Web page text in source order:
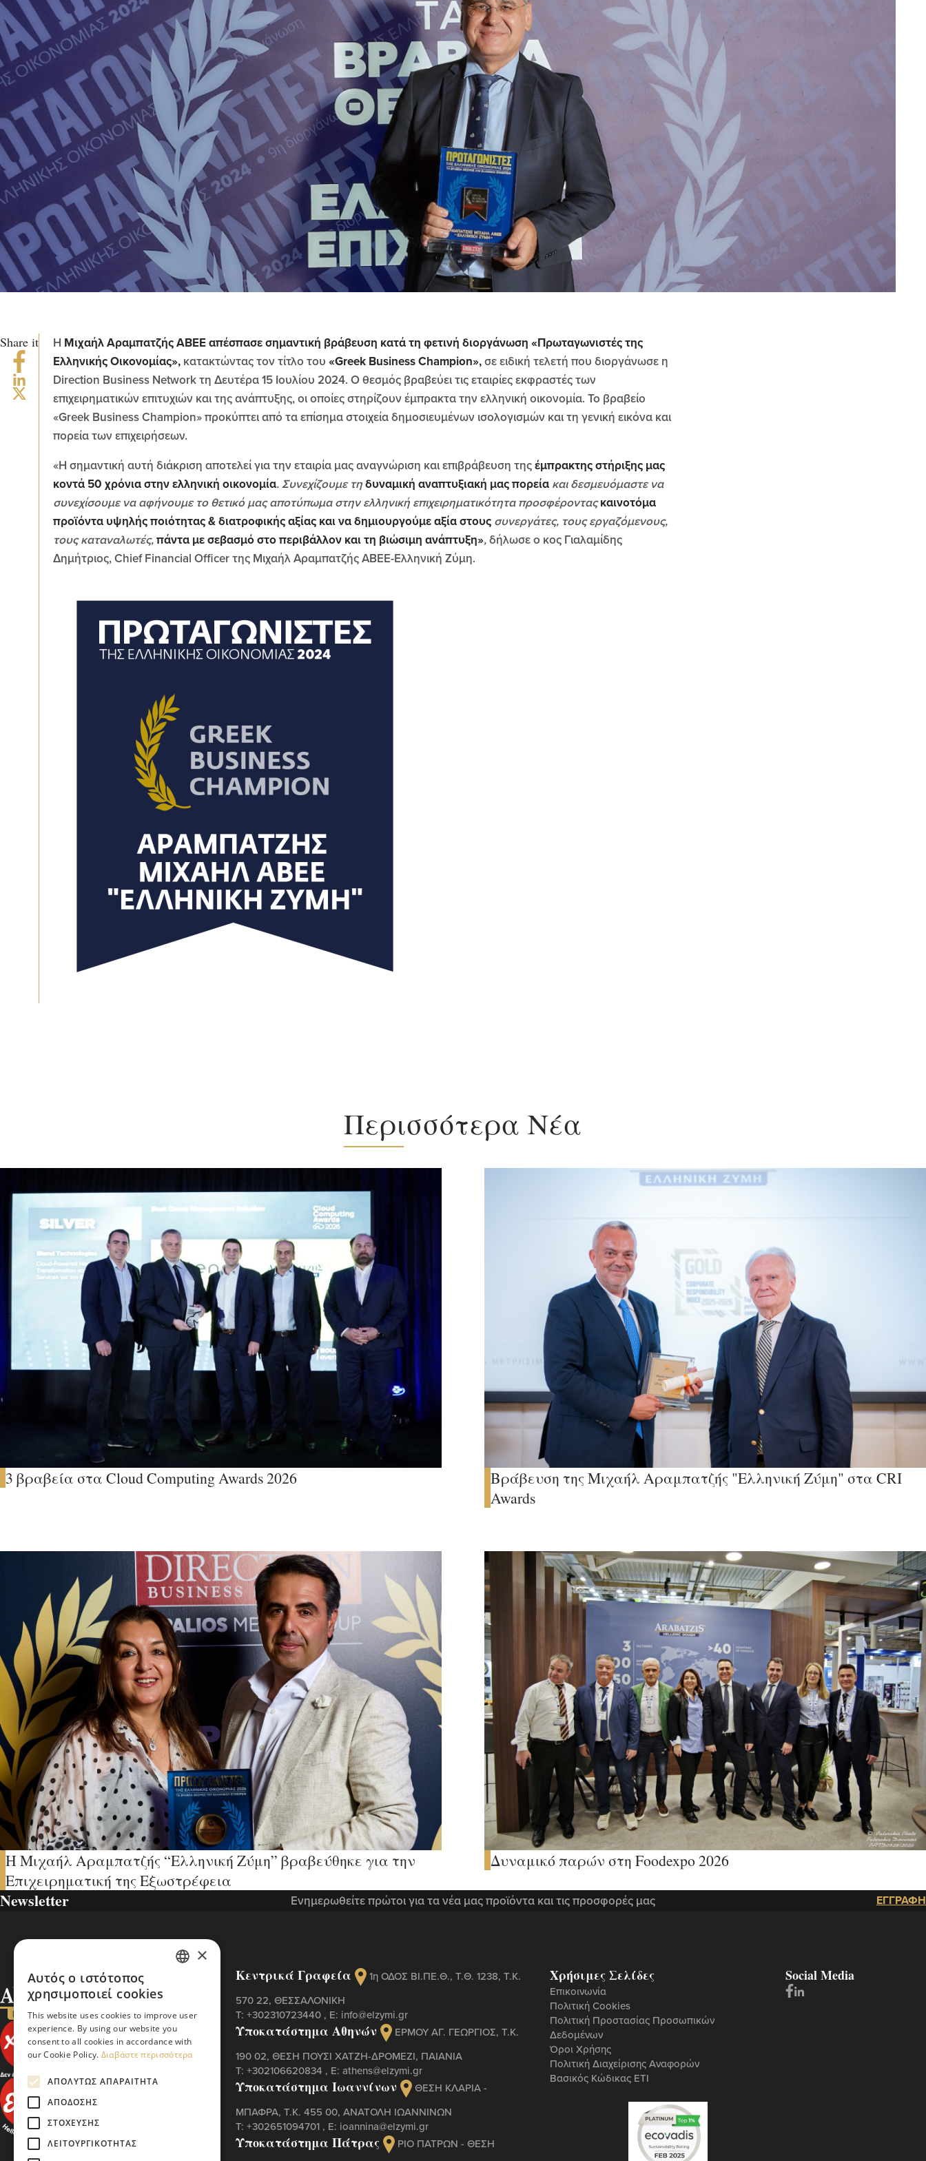
Share it Η Μιχαήλ Αραμπατζής ΑΒΕΕ απέσπασε σημαντική βράβευση κατά τη φετινή διοργάνωση «Πρωταγωνιστές της
Ελληνικής Οικονομίας», κατακτώντας τον τίτλο του «Greek Business Champion»,σε ειδική τελετή που διοργάνωσε η
Direction Business Network τη Δευτέρα 15 Ιουλίου 2024. Ο θεσμός βραβεύει τις εταιρίες εκφραστές των
επιχειρηματικών επιτυχιών και της ανάπτυξης, οι οποίες στηρίζουν έμπρακτα την ελληνική οικονομία. Το βραβείο
«Greek Business Champion» προκύπτει από τα επίσημα στοιχεία δημοσιευμένων ισολογισμών και τη γενική εικόνα και
πορεία των επιχειρήσεων.
«Η σημαντική αυτή διάκριση αποτελεί για την εταιρία μας αναγνώριση και επιβράβευση τηςέμπρακτης στήριξης μας
κοντά 50 χρόνια στην ελληνική οικονομία. Συνεχίζουμε τηδυναμική αναπτυξιακή μας πορεία και δεσμευόμαστε να
συνεχίσουμε να αφήνουμε το θετικό μας αποτύπωμα στην ελληνική επιχειρηματικότητα προσφέρονταςκαινοτόμα
προϊόντα υψηλής ποιότητας & διατροφικής αξίας και να δημιουργούμε αξία στους συνεργάτες, τους εργαζόμενους,
τους καταναλωτές,πάντα μεσεβασμό στο περιβάλλον και τη βιώσιμη ανάπτυξη»,δήλωσε ο κος Γιαλαμίδης
Δημήτριος, Chief Financial Officer της Μιχαήλ Αραμπατζής ΑΒΕΕ-Ελληνική Ζύμη.
Περισσότερα Νέα
3 βραβεία στα Cloud Computing Awards 2026
Βράβευση της Μιχαήλ Αραμπατζής "Ελληνική Ζύμη" στα CRI
Awards
H Μιχαήλ Αραμπατζής “Ελληνική Ζύμη” βραβεύθηκε για την
Επιχειρηματική της Εξωστρέφεια
Δυναμικό παρών στη Foodexpo 2026
Newsletter Ενημερωθείτε πρώτοι για τα νέα μας προϊόντα και τις προσφορές μας ΕΓΓΡΑΦΗ
Κεντρικά Γραφεία
1η ΟΔΟΣ ΒΙ.ΠΕ.Θ., Τ.Θ. 1238, Τ.Κ.
570 22, ΘΕΣΣΑΛΟΝΙΚΗ
Τ: +302310723440 , Ε: info@elzymi.gr
Υποκατάστημα Αθηνών
ΕΡΜΟΥ ΑΓ. ΓΕΩΡΓΙΟΣ, T.K.
190 02, ΘΕΣΗ ΠΟΥΣΙ ΧΑΤΖΗ-ΔΡΟΜΕΖΙ, ΠΑΙΑΝΙΑ
Τ: +302106620834 , Ε: athens@elzymi.gr
Υποκατάστημα Ιωαννίνων
ΘΕΣΗ ΚΛΑΡΙΑ -
ΜΠΑΦΡΑ, Τ.Κ. 455 00, ΑΝΑΤΟΛΗ ΙΩΑΝΝΙΝΩΝ
Τ: +302651094701 , Ε: ioannina@elzymi.gr
Υποκατάστημα Πάτρας
ΡΙΟ ΠΑΤΡΩΝ - ΘΕΣΗ
Χρήσιμες Σελίδες
Επικοινωνία
Πολιτική Cookies
Πολιτική Προστασίας Προσωπικών
Δεδομένων
Όροι Χρήσης
Πολιτική Διαχείρισης Αναφορών
Βασικός Κώδικας ETI
Social Media
×
Αυτός ο ιστότοπος
χρησιμοποιεί cookies
This website uses cookies to improve user
experience. By using our website you
consent to all cookies in accordance with
our Cookie Policy. Διαβάστε περισσότερα
ΑΠΟΛΎΤΩΣ ΑΠΑΡΑΊΤΗΤΑ
ΑΠΌΔΟΣΗΣ
ΣΤΌΧΕΥΣΗΣ
ΛΕΙΤΟΥΡΓΙΚΌΤΗΤΑΣ